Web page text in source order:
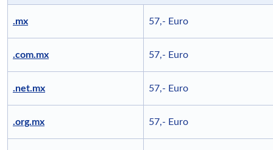
.mx 57,- Euro
.com.mx 57,- Euro
.net.mx 57,- Euro
.org.mx 57,- Euro